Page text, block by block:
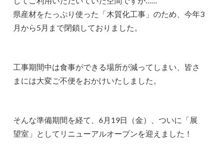
県産材をたっぷり使った「木質化工事」のため、今年3
月から5月まで閉鎖しておりました。
工事期間中は食事ができる場所が減ってしまい、皆さ
まには大変ご不便をおかけいたしました。
そんな準備期間を経て、6月19日（金）、ついに「展
望室」としてリニューアルオープンを迎えました！